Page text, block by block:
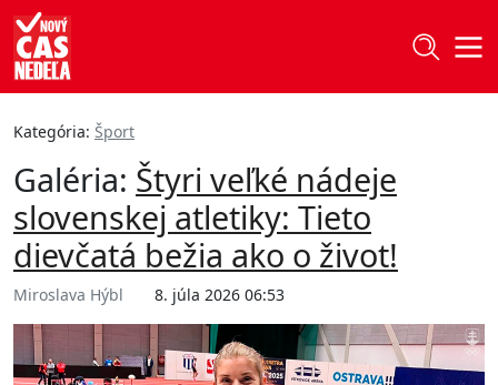
Kategória: Šport
Galéria: Štyri veľké nádeje
slovenskej atletiky: Tieto
dievčatá bežia ako o život!
Miroslava Hýbl 8. júla 2026 06:53